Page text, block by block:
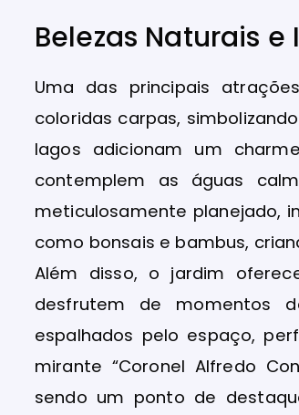
Belezas Naturais
Uma das principais
coloridas carpas,
lagos adicionam um
contemplem as águas
meticulosamente planejado,
como bonsais e bambus,
Além disso, o jardim
desfrutem de momentos
espalhados pelo espaço,
mirante “Coronel Alfredo
sendo um ponto de